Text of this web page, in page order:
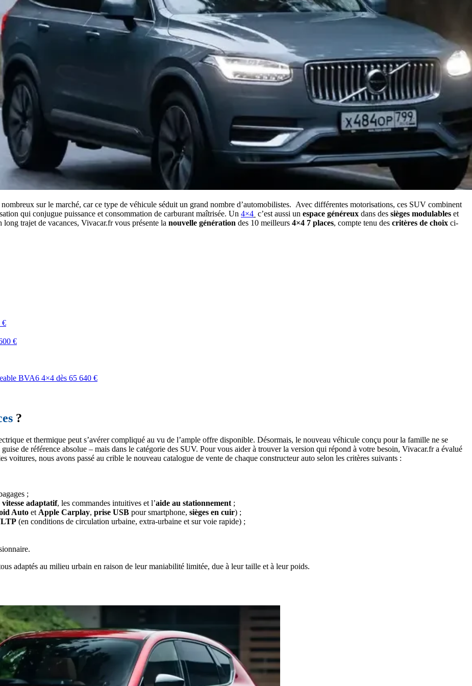
sur le marché, car ce type de véhicule séduit un grand nombre d’automobilistes. Avec différentes motorisations, ces SUV combinent
qui conjugue puissance et consommation de carburant maîtrisée. Un 4×4 c’est aussi un espace généreux dans des sièges modulables et
trajet de vacances, Vivacar.fr vous présente la nouvelle génération des 10 meilleurs 4×4 7 places, compte tenu des critères de choix ci-
€
€
BVA6 4×4 dès 65 640 €
?
et thermique peut s’avérer compliqué au vu de l’ample offre disponible. Désormais, le nouveau véhicule conçu pour la famille ne se
guise de référence absolue – mais dans le catégorie des SUV. Pour vous aider à trouver la version qui répond à votre besoin, Vivacar.fr a évalué
voitures, nous avons passé au crible le nouveau catalogue de vente de chaque constructeur auto selon les critères suivants :
;
adaptatif, les commandes intuitives et l’aide au stationnement ;
Auto et Apple Carplay, prise USB pour smartphone, sièges en cuir) ;
(en conditions de circulation urbaine, extra-urbaine et sur voie rapide) ;
adaptés au milieu urbain en raison de leur maniabilité limitée, due à leur taille et à leur poids.